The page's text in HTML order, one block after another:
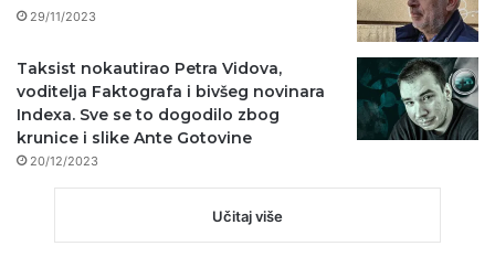
29/11/2023
Taksist nokautirao Petra Vidova,
voditelja Faktografa i bivšeg novinara
Indexa. Sve se to dogodilo zbog
krunice i slike Ante Gotovine
20/12/2023
Učitaj više